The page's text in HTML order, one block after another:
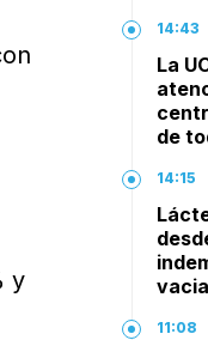
y
14:43
La
de
14:15
11:08